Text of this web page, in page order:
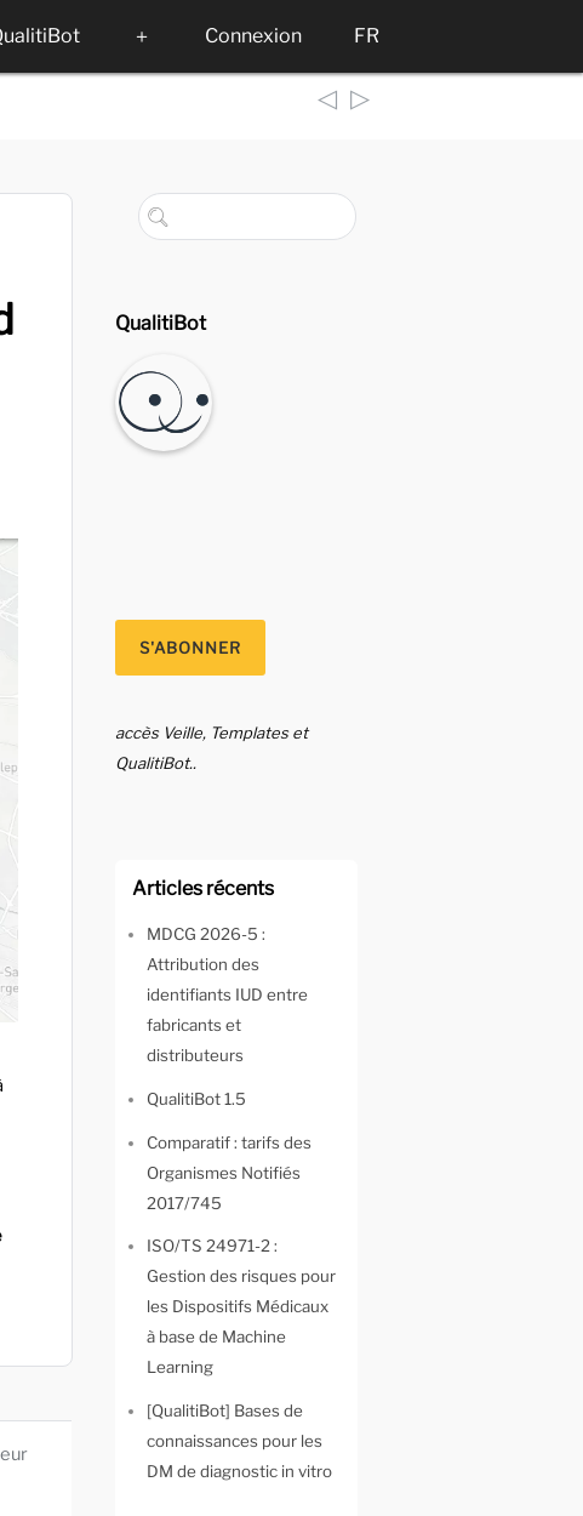
＋ Connexion FR
◁ ▷
QualitiBot
accès Veille, Templates et
QualitiBot..
Articles récents
MDCG 2026-5 :
Attribution des
identifiants IUD entre
fabricants et
distributeurs
QualitiBot 1.5
Comparatif : tarifs des
Organismes Notifiés
2017/745
ISO/TS 24971-2 :
Gestion des risques pour
les Dispositifs Médicaux
à base de Machine
Learning
[QualitiBot] Bases de
connaissances pour les
DM de diagnostic in vitro